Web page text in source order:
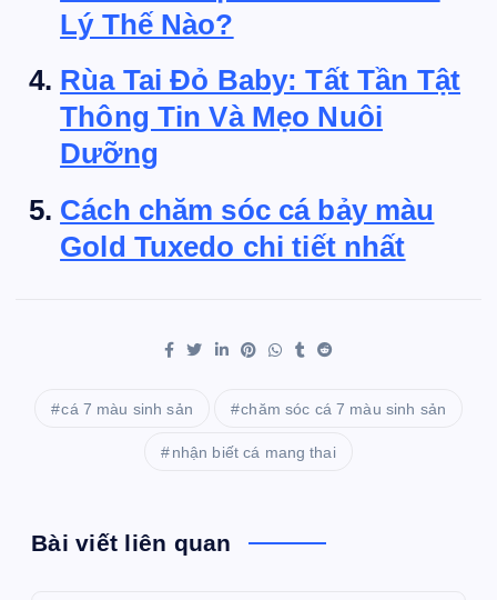
Lý Thế Nào?
Rùa Tai Đỏ Baby: Tất Tần Tật
Thông Tin Và Mẹo Nuôi
Dưỡng
Cách chăm sóc cá bảy màu
Gold Tuxedo chi tiết nhất
cá 7 màu sinh sản chăm sóc cá 7 màu sinh sản
nhận biết cá mang thai
Bài viết liên quan